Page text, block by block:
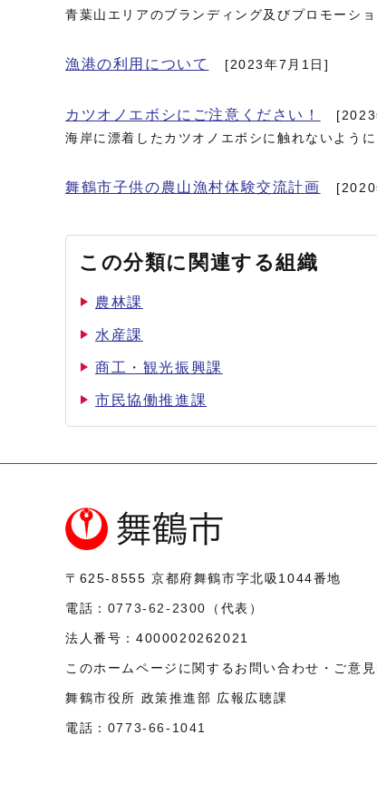
青葉山エリアのブランディング及びプロモーシ
漁港の利用について [2023年7月1日]
カツオノエボシにご注意ください！
海岸に漂着したカツオノエボシに触れないように
舞鶴市子供の農山漁村体験交流計画
この分類に関連する組織
農林課
水産課
商工・観光振興課
市民協働推進課
〒625-8555 京都府舞鶴市字北吸1044番地
電話： 0773-62-2300 （代表）
法人番号： 4000020262021
このホームページに関するお問い合わせ・ご意見
舞鶴市役所 政策推進部 広報広聴課
電話： 0773-66-1041